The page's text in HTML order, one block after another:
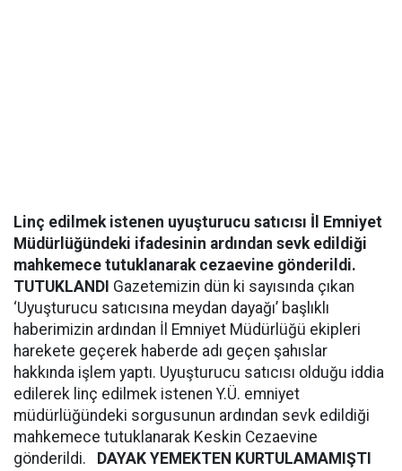
Linç edilmek istenen uyuşturucu satıcısı İl Emniyet
Müdürlüğündeki ifadesinin ardından sevk edildiği
mahkemece tutuklanarak cezaevine gönderildi.
TUTUKLANDI Gazetemizin dün ki sayısında çıkan
‘Uyuşturucu satıcısına meydan dayağı’ başlıklı
haberimizin ardından İl Emniyet Müdürlüğü ekipleri
harekete geçerek haberde adı geçen şahıslar
hakkında işlem yaptı. Uyuşturucu satıcısı olduğu iddia
edilerek linç edilmek istenen Y.Ü. emniyet
müdürlüğündeki sorgusunun ardından sevk edildiği
mahkemece tutuklanarak Keskin Cezaevine
gönderildi.
DAYAK YEMEKTEN KURTULAMAMIŞTI